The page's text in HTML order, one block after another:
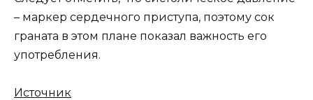
– маркер сердечного приступа, поэтому сок
граната в этом плане показал важность его
употребления.
Источник